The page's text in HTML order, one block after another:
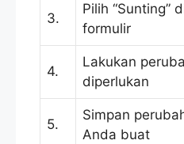
3.
Pilih “Sunting”
formulir
4.
Lakukan
diperlukan
5.
Simpan
Anda buat